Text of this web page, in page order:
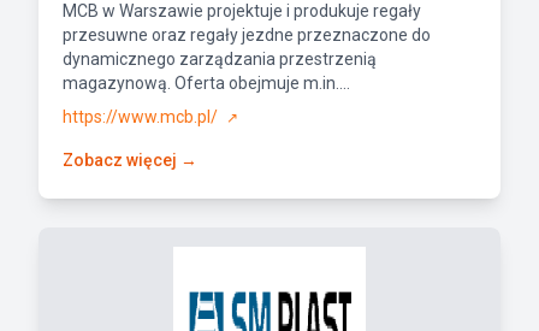
MCB w Warszawie projektuje i produkuje regały
przesuwne oraz regały jezdne przeznaczone do
dynamicznego zarządzania przestrzenią
magazynową. Oferta obejmuje m.in....
https://www.mcb.pl/
↗
Zobacz więcej →